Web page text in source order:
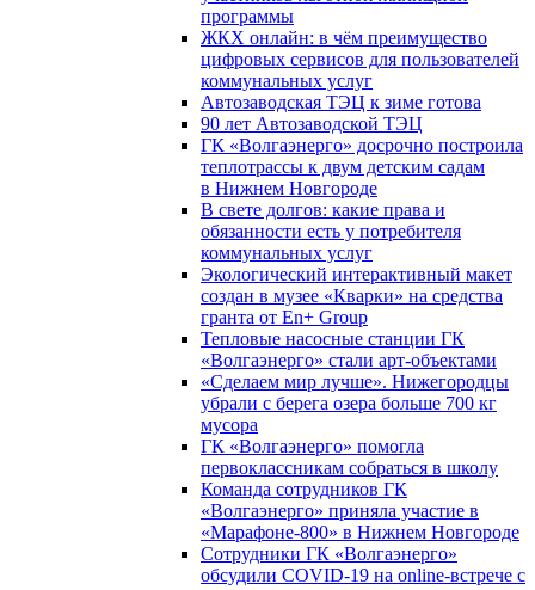
программы
ЖКХ онлайн: в чём преимущество
цифровых сервисов для пользователей
коммунальных услуг
Автозаводская ТЭЦ к зиме готова
90 лет Автозаводской ТЭЦ
ГК «Волгаэнерго» досрочно построила
теплотрассы к двум детским садам
в Нижнем Новгороде
В свете долгов: какие права и
обязанности есть у потребителя
коммунальных услуг
Экологический интерактивный макет
создан в музее «Кварки» на средства
гранта от En+ Group
Тепловые насосные станции ГК
«Волгаэнерго» стали арт-объектами
«Сделаем мир лучше». Нижегородцы
убрали с берега озера больше 700 кг
мусора
ГК «Волгаэнерго» помогла
первоклассникам собраться в школу
Команда сотрудников ГК
«Волгаэнерго» приняла участие в
«Марафоне-800» в Нижнем Новгороде
Сотрудники ГК «Волгаэнерго»
обсудили COVID-19 на online-встрече с